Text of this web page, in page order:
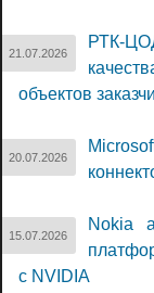
21.07.2026
РТК-
объектов
20.07.2026
15.07.2026
Nokia
с NVIDIA